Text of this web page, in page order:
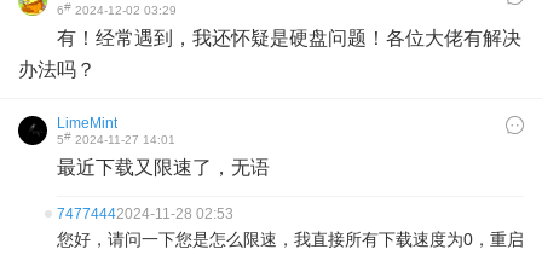
6# 2024-12-02 03:29
有！经常遇到，我还怀疑是硬盘问题！各位大佬有解决
办法吗？
LimeMint
5# 2024-11-27 14:01
最近下载又限速了，无语
74774442024-11-28 02:53
您好，请问一下您是怎么限速，我直接所有下载速度为0，重启